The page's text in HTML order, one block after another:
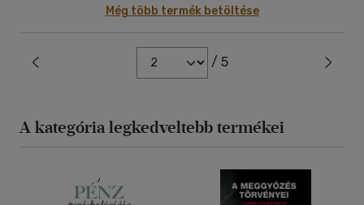
Még több termék betöltése
/ 5
A kategória legkedveltebb termékei